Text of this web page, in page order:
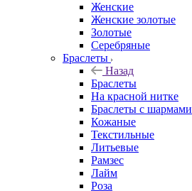
Женские
Женские золотые
Золотые
Серебряные
Браслеты
Назад
Браслеты
На красной нитке
Браслеты с шармами
Кожаные
Текстильные
Литьевые
Рамзес
Лайм
Роза